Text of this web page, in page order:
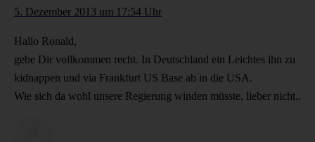
5. Dezember 2013 um 17:54 Uhr
Hallo Ronald,
gebe Dir vollkommen recht. In Deutschland ein Leichtes ihn zu
kidnappen und via Frankfurt US Base ab in die USA.
Wie sich da wohl unsere Regierung winden müsste, lieber nicht..